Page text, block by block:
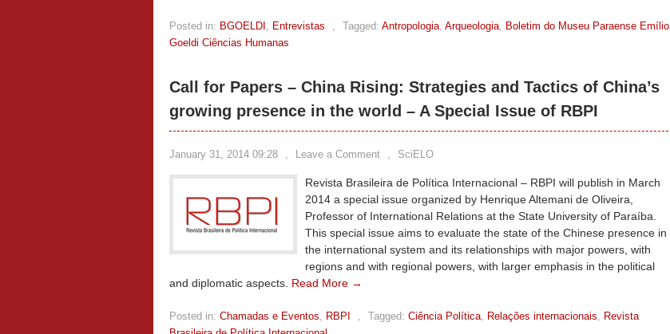
Posted in: BGOELDI , Entrevistas , Tagged: Antropologia, Arqueologia, Boletim do Museu Paraense Emílio
Goeldi Ciências Humanas
Call for Papers – China Rising: Strategies and Tactics of China’s
growing presence in the world – A Special Issue of RBPI
January 31, 2014 09:28 , Leave a Comment , SciELO
Revista Brasileira de Política Internacional – RBPI will publish in March
2014 a special issue organized by Henrique Altemani de Oliveira,
Professor of International Relations at the State University of Paraíba.
This special issue aims to evaluate the state of the Chinese presence in
the international system and its relationships with major powers, with
regions and with regional powers, with larger emphasis in the political
and diplomatic aspects. Read More →
Posted in: Chamadas e Eventos, RBPI , Tagged: Ciência Política, Relações internacionais, Revista